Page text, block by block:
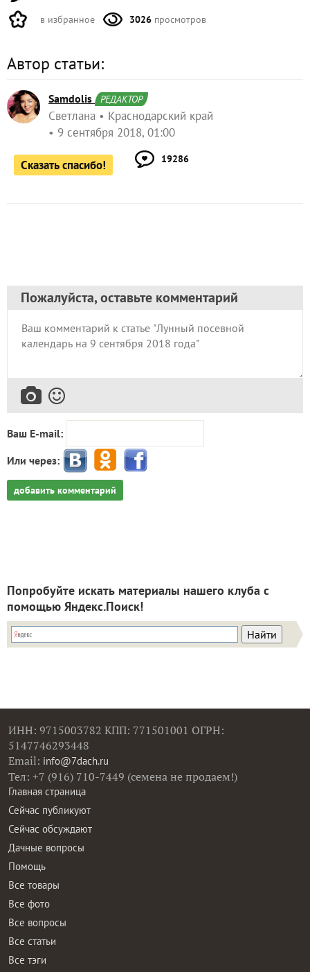
в избранное 3026 просмотров
Автор статьи:
Samdolis РЕДАКТОР
Светлана
Краснодарский край
9 сентября 2018, 01:00
Сказать спасибо! 19286
Пожалуйста, оставьте комментарий
Ваш E-mail:
Или через:
добавить комментарий
Попробуйте искать материалы нашего клуба с
помощью Яндекс.Поиск!
ИНН: 9715003782 КПП: 771501001 ОГРН:
5147746293448
Email: info@7dach.ru
Тел: +7 (916) 710-7449 (семена не продаем!)
Главная страница
Сейчас публикуют
Сейчас обсуждают
Дачные вопросы
Помощь
Все товары
Все фото
Все вопросы
Все статьи
Все тэги